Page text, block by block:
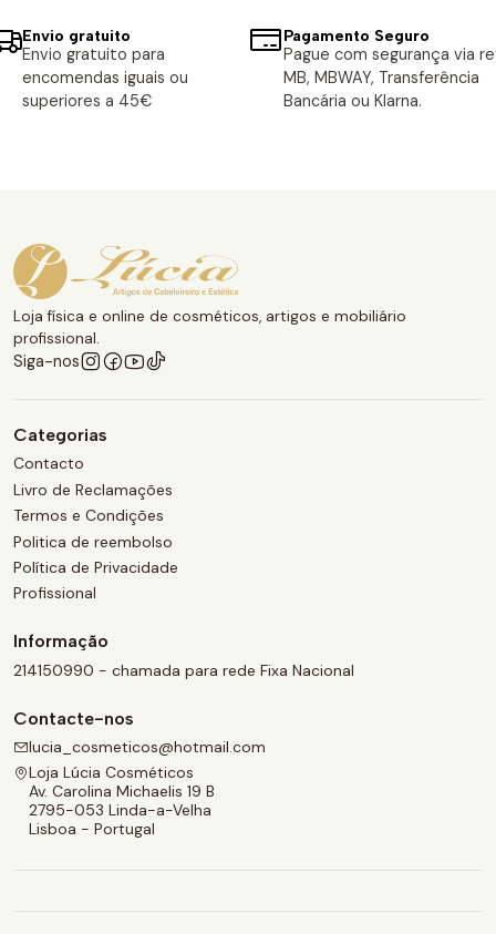
Envio gratuito
Envio gratuito para
encomendas iguais ou
superiores a 45€
Pagamento Seguro
Pague com segurança via
MB, MBWAY, Transferência
Bancária ou Klarna.
Loja física e online de cosméticos, artigos e mobiliário
profissional.
Siga-nos
Categorias
Contacto
Livro de Reclamações
Termos e Condições
Politica de reembolso
Política de Privacidade
Profissional
Informação
214150990 - chamada para rede Fixa Nacional
Contacte-nos
lucia_cosmeticos@hotmail.com
Loja Lúcia Cosméticos
Av. Carolina Michaelis 19 B
2795-053 Linda-a-Velha
Lisboa - Portugal